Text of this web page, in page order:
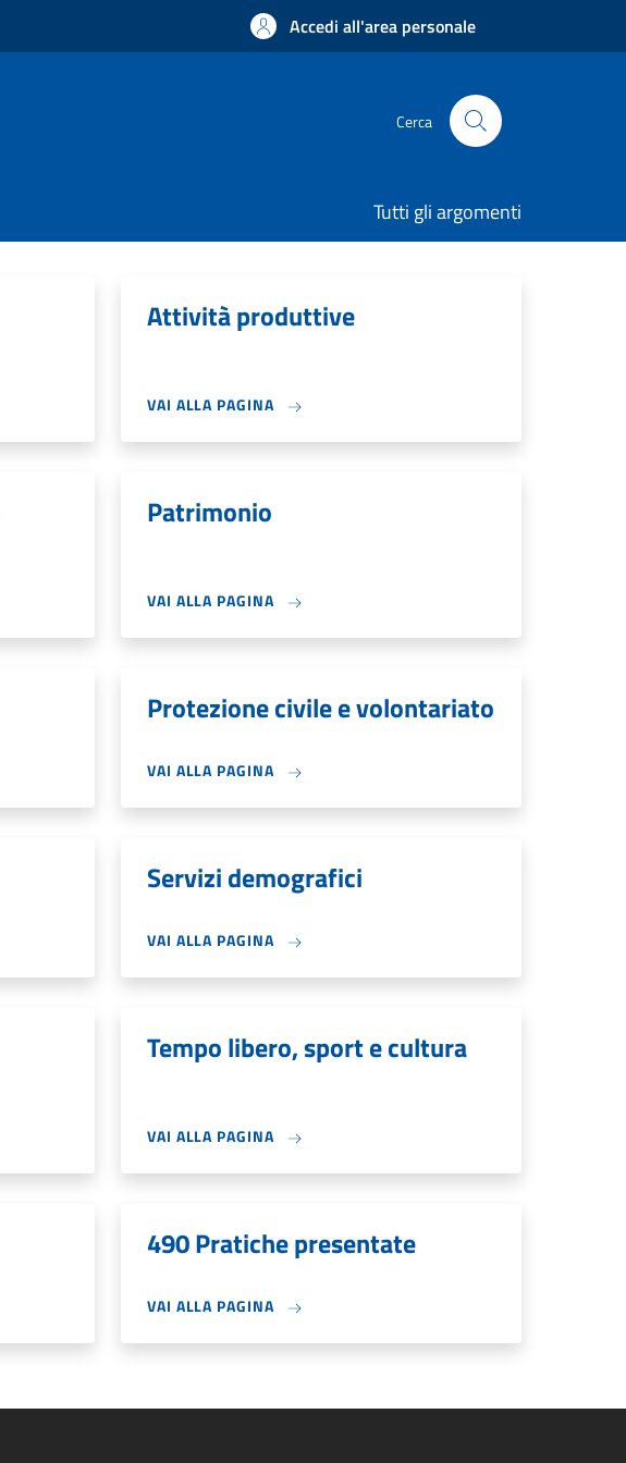
Accedi all'area personale
Cerca
Tutti gli argomenti
Attività produttive
VAI ALLA PAGINA
Patrimonio
VAI ALLA PAGINA
Protezione civile e volontariato
VAI ALLA PAGINA
Servizi demografici
VAI ALLA PAGINA
Tempo libero, sport e cultura
VAI ALLA PAGINA
490 Pratiche presentate
VAI ALLA PAGINA